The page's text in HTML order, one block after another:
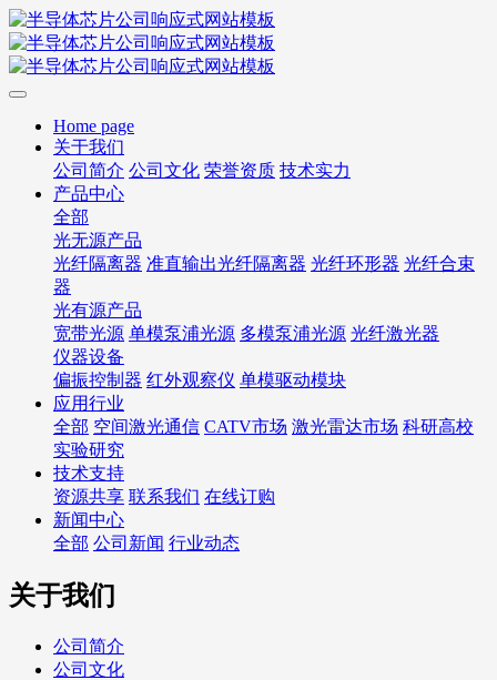
Home page
关于我们
公司简介 公司文化 荣誉资质 技术实力
产品中心
全部
光无源产品
光纤隔离器 准直输出光纤隔离器 光纤环形器 光纤合束
器
光有源产品
宽带光源 单模泵浦光源 多模泵浦光源 光纤激光器
仪器设备
偏振控制器 红外观察仪 单模驱动模块
应用行业
全部 空间激光通信 CATV市场 激光雷达市场 科研高校
实验研究
技术支持
资源共享 联系我们 在线订购
新闻中心
全部 公司新闻 行业动态
关于我们
公司简介
公司文化